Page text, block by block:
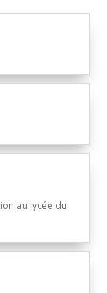
au lycée du